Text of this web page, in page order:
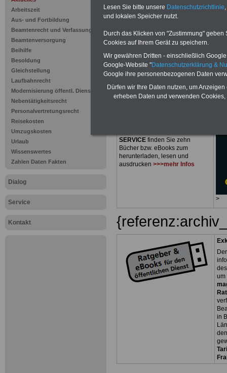
Arbeitszeit
Aus- und Fortbildung
Beamtenrecht und Verfassung
Beamtenversorgung
Beihilfe
Besoldung
Gleichstellung
Laufbahnrecht
Modernisierung öffentl. Dienst
Nebentätigkeitsrecht
Personalvertretungsrecht
Reisekosten
Umzugskosten
Urlaub
Wissenswertes
Zahlen Daten Fakten
Dialog
Service
Kontakt
Last der
PDF-SERVICEnur 15 Euro
Zum Komplettpreis von nur
15,00
Eurobei einer Laufzeit von 12
Monaten bleiben Sie zu den
SERVICE finden Sie zehn
Bücher bzw. eBooks zum
herunterladen, lesen und
ausdrucken >>>mehr Infos
>
um
in
Lesen Sie bitte unsere Datenschutzrichtlinie
und lokalen Speicher nutzt.
Durch das Klicken von "Zustimmung"
Cookies auf Ihrem Gerät zu speichern.
Wir gewähren Dritten - einschließlich
Google-Website "Datenschutzerklärung &
Google ihre personenbezogenen Daten
Dürfen wir Ihre Daten nutzen, um
erheben Daten und verwenden